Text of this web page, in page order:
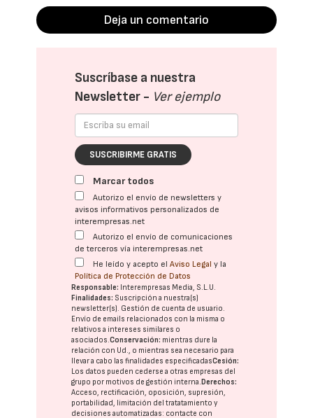
Deja un comentario
Suscríbase a nuestra
Newsletter - Ver ejemplo
SUSCRIBIRME GRATIS
Marcar todos
Autorizo el envío de newsletters y
avisos informativos personalizados de
interempresas.net
Autorizo el envío de comunicaciones
de terceros vía interempresas.net
He leído y acepto elAviso Legal y la
Política de Protección de Datos
Responsable: Interempresas Media, S.L.U.
Finalidades: Suscripción a nuestra(s)
newsletter(s). Gestión de cuenta de usuario.
Envío de emails relacionados con la misma o
relativos a intereses similares o
asociados.Conservación: mientras dure la
relación con Ud., o mientras sea necesario para
llevar a cabo las finalidades especificadasCesión:
Los datos pueden cederse a otras empresas del
grupo por motivos de gestión interna.Derechos:
Acceso, rectificación, oposición, supresión,
portabilidad, limitación del tratatamiento y
decisiones automatizadas: contacte con